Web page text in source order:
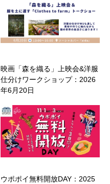
映画「森を織る」上映会&洋服
仕分けワークショップ：2026
年6月20日
ウポポイ無料開放DAY：2025